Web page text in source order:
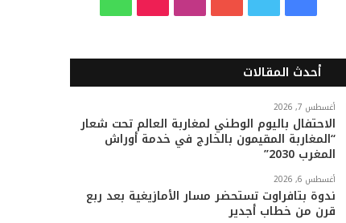
س
ب
و
ك
ي
ت
ر
ت
ي
و
س
ت
ق
k
T
o
ت
س
ا
أحدث المقالات
أغسطس 7, 2026
الاحتفال باليوم الوطني لمغاربة العالم تحت شعار
“المغاربة المقيمون بالخارج في خدمة أوراش
المغرب 2030”
أغسطس 6, 2026
ندوة بتافراوت تستحضر مسار الأمازيغية بعد ربع
قرن من خطاب أجدير